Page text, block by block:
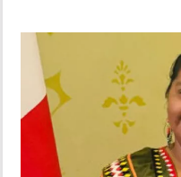
DEPORTES
MUNDO
INSÓLITAS